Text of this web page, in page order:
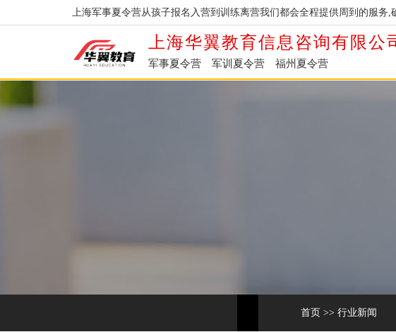
上海军事夏令营从孩子报名入营到训练离营我们都会全程提供周到的服
上海华翼教育信息咨询有限公
军事夏令营 军训夏令营 福州夏令营
首页 >> 行业新闻